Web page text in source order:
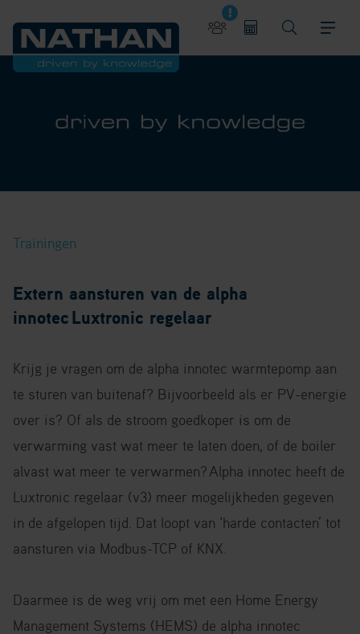
Trainingen
Extern aansturen van de alpha
innotecLuxtronic regelaar
Krijg je vragen om de alpha innotec warmtepomp aan
te sturen van buitenaf? Bijvoorbeeld als er PV-energie
over is? Of als de stroom goedkoper is om de
verwarming vast wat meer te laten doen, of de boiler
alvast wat meer te verwarmen?Alpha innotec heeft de
Luxtronic regelaar (v3) meer mogelijkheden gegeven
in de afgelopen tijd. Dat loopt van ‘harde contacten’ tot
aansturen via Modbus-TCP of KNX.
Daarmee is de weg vrij om met een Home Energy
Management Systems (HEMS) de alpha innotec